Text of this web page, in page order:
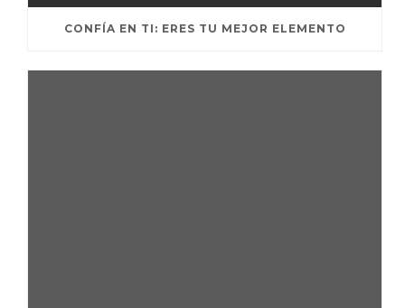
CONFÍA EN TI: ERES TU MEJOR ELEMENTO